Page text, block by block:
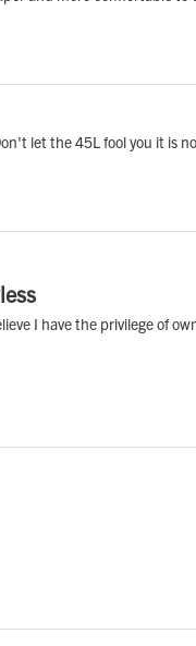
let the 45L fool you it is
I have the privilege of